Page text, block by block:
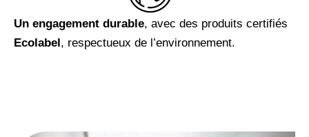
Un engagement durable, avec des produits certifiés
Ecolabel, respectueux de l’environnement.